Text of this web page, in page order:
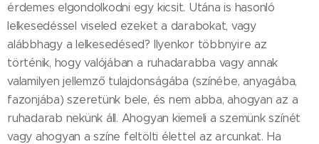
érdemes elgondolkodni egy kicsit. Utána is hasonló
lelkesedéssel viseled ezeket a darabokat, vagy
alábbhagy a lelkesedésed? Ilyenkor többnyire az
történik, hogy valójában a ruhadarabba vagy annak
valamilyen jellemző tulajdonságába (színébe, anyagába,
fazonjába) szeretünk bele, és nem abba, ahogyan az a
ruhadarab nekünk áll. Ahogyan kiemeli a szemünk színét
vagy ahogyan a színe feltölti élettel az arcunkat. Ha